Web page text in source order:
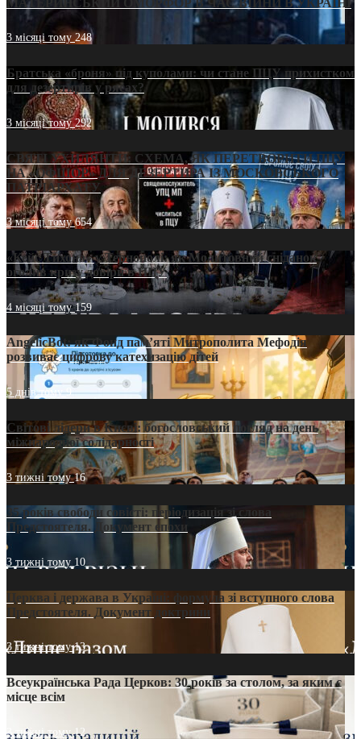
3 місяці тому248
Братська «броня» під куполами: чи стане ПЦУ прихистком
для дезертирів у рясах?
3 місяці тому292
СВЯТІ УХИЛЯНТИ: СХЕМА, ЯК ПЕРЕТВОРИТИ ПЦУ
НА «ОФШОР» ДЛЯ ДЕЗЕРТИРА ІЗ МОСКОВСЬКОГО
ПАТРІАРХАТУ
3 місяці тому654
«Кейс Тихона» у Тернополі: як Молитовний сніданок
оголив кризу довіри в ПЦУ
4 місяці тому159
AngelicBot: як Фонд пам’яті Митрополита Мефодія
розвиває цифрову катехизацію дітей
5 днів тому9
Світові лідери в Києві: богословський погляд на день
міжнародної солідарності
3 тижні тому16
35 років свободи совісті: періодизація зі слова
Предстоятеля. Документ епохи
3 тижні тому 10
Церква і держава в Україні: формула зі вступного слова
Предстоятеля. Документ доктрини
3 тижні тому13
Всеукраїнська Рада Церков: 30 років за столом, за яким є
місце всім
3 тижні тому12